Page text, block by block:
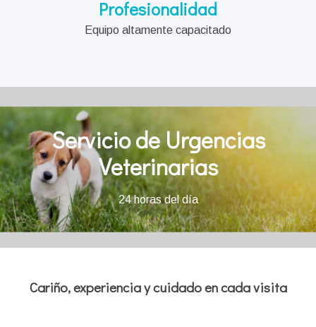
Profesionalidad
Equipo altamente capacitado
Servicio de Urgencias
Veterinarias
24 horas del día
Cariño, experiencia y cuidado en cada visita